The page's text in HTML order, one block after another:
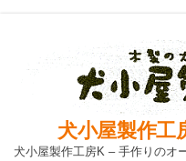
content
犬小屋製作工
犬小屋製作工房K – 手作りの